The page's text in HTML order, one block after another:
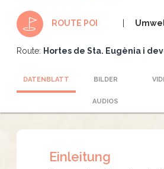
ROUTE POI
Route: Hortes de Sta. Eugènia i
DATENBLATT BILDER
AUDIOS
Einleitung